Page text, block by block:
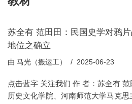
苏全有 范田田：民国史学对鸦
地位之确立
由 马光（搬运工） 2025-06-23
点击蓝字 关注我们 作 者：苏全有
历史文化学院、河南师范大学马克